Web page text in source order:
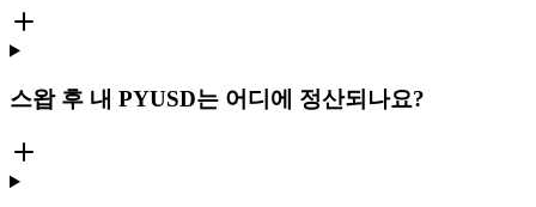
스왑 후 내 PYUSD는 어디에 정산되나요?